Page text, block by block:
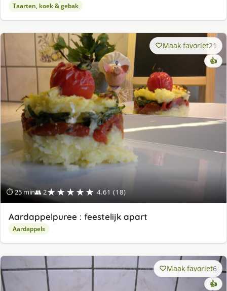
Taarten, koek & gebak
⏱ 25 min👥 2★★★★★ 4.61 (18)
Maak favoriet21
👍
Aardappelpuree : feestelijk apart
Aardappels
Maak favoriet6
👍